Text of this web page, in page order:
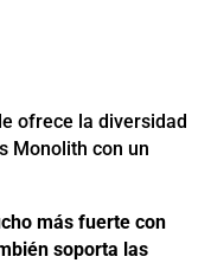
ofrece la diversidad
Monolith con un
más fuerte con
soporta las